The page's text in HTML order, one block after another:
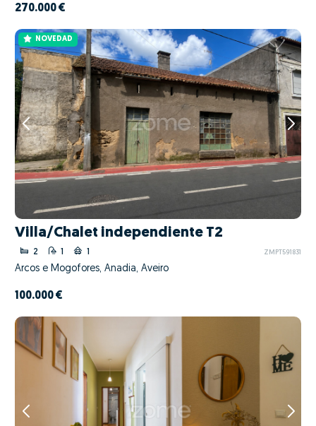
270.000 €
NOVEDAD
Villa/Chalet independiente T2
2 1 1 ZMPT591831
Arcos e Mogofores, Anadia, Aveiro
100.000 €